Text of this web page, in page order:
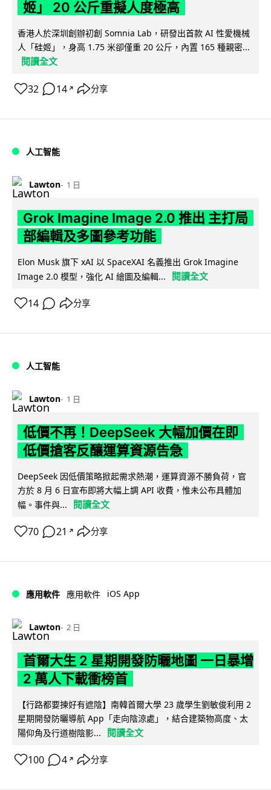
姬」 20 公斤重擬人度極高
香港人於深圳創辦初創 Somnia Lab，研發出首款 AI 性愛機械
人「硅姬」，身高 1.75 米卻僅重 20 公斤，內置 165 種親密...
閱讀全文
32 14 ↗ 分享
人工智能
Lawton 1 日
Grok Imagine Image 2.0 推出 主打局
部編輯及多圖參考功能
Elon Musk 旗下 xAI 以 SpaceXAI 名義推出 Grok Imagine
Image 2.0 模型，強化 AI 繪圖及編輯...
閱讀全文
14 分享
人工智能
Lawton 1 日
低價不再！DeepSeek 大幅加價在即
低價搶客反釀運算資源告急
DeepSeek 因低價策略掀起需求熱潮，運算資源不勝負荷，官
方於 8 月 6 日宣布即將大幅上調 API 收費，惟未公布具體加
幅。事件與...
閱讀全文
70 21 ↗ 分享
應用軟件 應用軟件 iOS App
Lawton 2 日
首爾大生 2 星期開發防曬地圖 一日暴增
2 萬人下載衝榜首
【行路都要揀好有遮陰】南韓首爾大學 23 歲學生劉敏俊利用 2
星期開發防曬導航 App「走向陰涼處」，結合建築物高度、太
陽仰角及行道樹陰影...
閱讀全文
100 4 ↗ 分享